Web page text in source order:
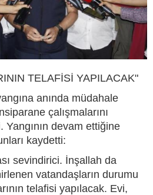
TELAFİSİ YAPILACAK"
anında müdahale
çalışmalarını
devam ettiğine
kaydetti:
sevindirici. İnşallah da
vatandaşların durumu
telafisi yapılacak. Evi,